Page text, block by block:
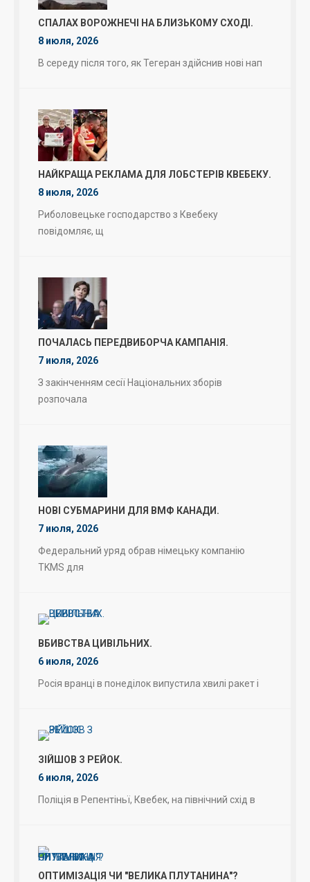
СПАЛАХ ВОРОЖНЕЧІ НА БЛИЗЬКОМУ СХОДІ.
8 июля, 2026
В середу після того, як Тегеран здійснив нові нап
НАЙКРАЩА РЕКЛАМА ДЛЯ ЛОБСТЕРІВ КВЕБЕКУ.
8 июля, 2026
Риболовецьке господарство з Квебеку
повідомляє, щ
ПОЧАЛАСЬ ПЕРЕДВИБОРЧА КАМПАНІЯ.
7 июля, 2026
З закінченням сесії Національних зборів
розпочала
НОВІ СУБМАРИНИ ДЛЯ ВМФ КАНАДИ.
7 июля, 2026
Федеральний уряд обрав німецьку компанію
TKMS для
ВБИВСТВА ЦИВІЛЬНИХ.
6 июля, 2026
Росія вранці в понеділок випустила хвилі ракет і
ЗІЙШОВ З РЕЙОК.
6 июля, 2026
Поліція в Репентіньї, Квебек, на північний схід в
ОПТИМІЗАЦІЯ ЧИ "ВЕЛИКА ПЛУТАНИНА"?